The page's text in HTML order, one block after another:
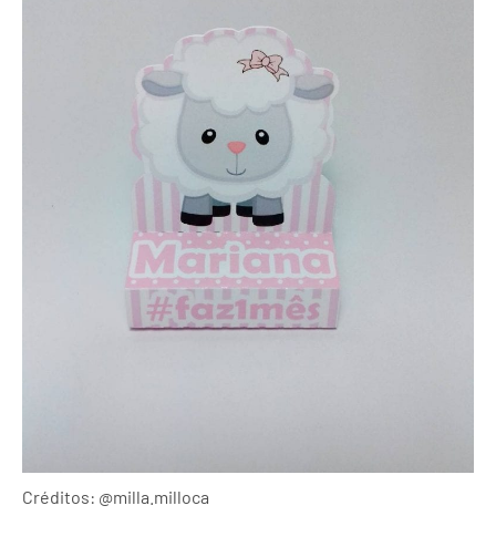
Créditos: @milla.milloca